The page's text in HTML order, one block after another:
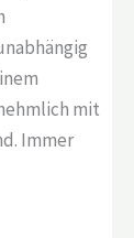
mit
Immer